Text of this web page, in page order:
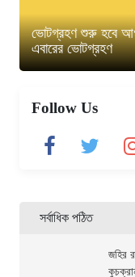
ভোটগ্রহণ শুরু হবে
এবারের ভোটগ্রহণ
Follow Us
সর্বাধিক পঠিত
জহির